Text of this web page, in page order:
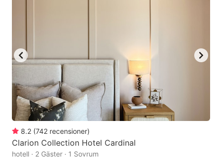
8.2 (742 recensioner)
Clarion Collection Hotel Cardinal
hotell · 2 Gäster · 1 Sovrum